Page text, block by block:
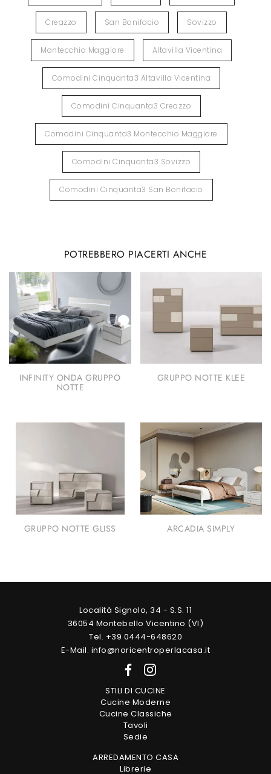
Creazzo San Bonifacio Sovizzo
Montecchio Maggiore Altavilla Vicentina
Comodini Cinquanta3 Altavilla Vicentina
Comodini Cinquanta3 Creazzo
Comodini Cinquanta3 Montecchio Maggiore
Comodini Cinquanta3 Sovizzo
Comodini Cinquanta3 San Bonifacio
POTREBBERO PIACERTI ANCHE
INFINITY ONDA GRUPPO
NOTTE
GRUPPO NOTTE KLEE
GRUPPO NOTTE GLISS ARCADIA SIMPLY
Località Signolo, 34 - S.S. 11
36054 Montebello Vicentino (VI)
Tel. +39 0444-648620
E-Mail. info@noricentroperlacasa.it
STILI DI CUCINE
Cucine Moderne
Cucine Classiche
Tavoli
Sedie
ARREDAMENTO CASA
Librerie